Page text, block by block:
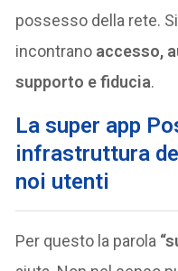
possesso della rete.
incontrano accesso,
supporto e fiducia.
La super app
infrastruttura
noi utenti
Per questo la parola